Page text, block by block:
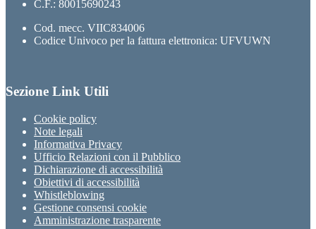
C.F.: 80015690243
Cod. mecc. VIIC834006
Codice Univoco per la fattura elettronica: UFVUWN
Sezione Link Utili
Cookie policy
Note legali
Informativa Privacy
Ufficio Relazioni con il Pubblico
Dichiarazione di accessibilità
Obiettivi di accessibilità
Whistleblowing
Gestione consensi cookie
Amministrazione trasparente